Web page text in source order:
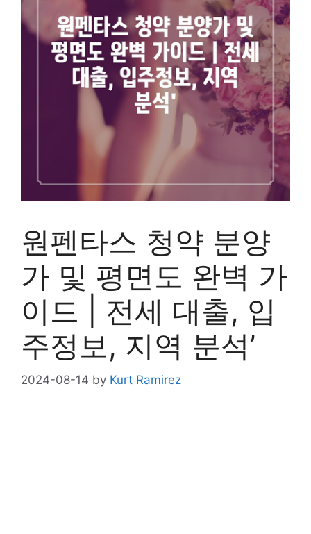
원펜타스 청약 분양
가 및 평면도 완벽 가
이드 | 전세 대출, 입
주정보, 지역 분석’
2024-08-14 by Kurt Ramirez